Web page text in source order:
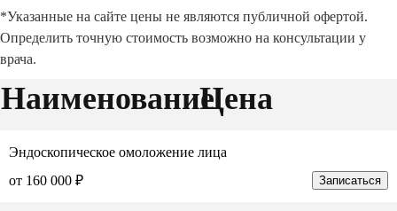
*Указанные на сайте цены не являются публичной офертой.
Определить точную стоимость возможно на консультации у
врача.
НаименованиеЦена
Эндоскопическое омоложение лица
от 160 000 ₽
Записаться